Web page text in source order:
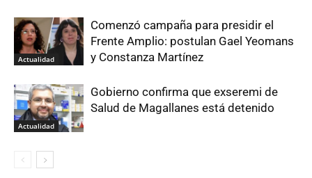
Actualidad
Comenzó campaña para presidir el
Frente Amplio: postulan Gael Yeomans
y Constanza Martínez
Actualidad
Gobierno confirma que exseremi de
Salud de Magallanes está detenido